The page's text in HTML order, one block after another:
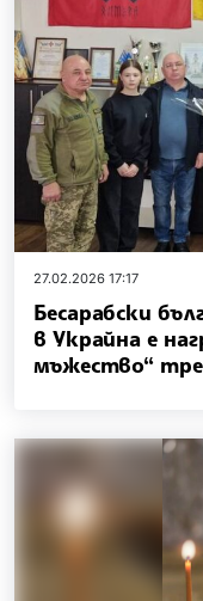
27.02.2026 17:17
Бесарабски
в Украйна е
мъжество“